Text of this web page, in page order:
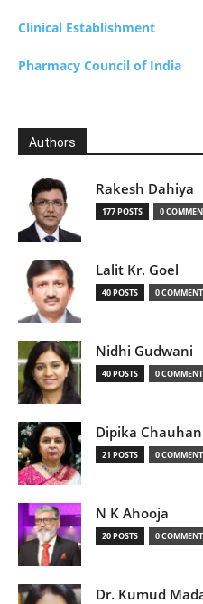
Clinical Establishment
Pharmacy Council of India
Authors
Rakesh Dahiya
177 POSTS 0
Lalit Kr. Goel
40 POSTS 0
Nidhi Gudwani
40 POSTS 0
Dipika Chauhan
21 POSTS 0
N K Ahooja
20 POSTS 0
Dr. Kumud